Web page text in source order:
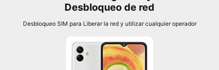
Desbloqueo de red
Desbloqueo SIM para Liberar la red y utilizar cualquier operador